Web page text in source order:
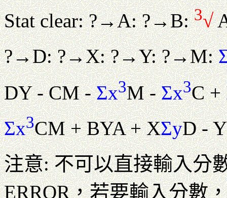
Stat clear: ?→A: ?→B:3√
?→D: ?→X: ?→Y: ?→M:
DY - CM -Σx3M -Σx3C +
Σx3CM + BYA + XΣyD -
注意: 不可以直接輸入分
ERROR，若要輸入分數